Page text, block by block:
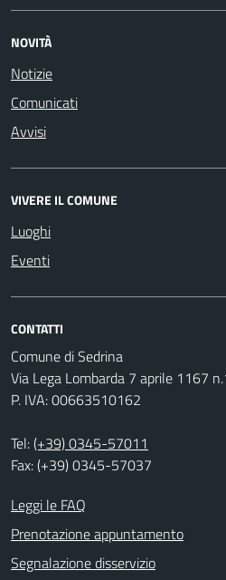
NOVITÀ
Notizie
Comunicati
Avvisi
VIVERE IL COMUNE
Luoghi
Eventi
CONTATTI
Comune di Sedrina
Via Lega Lombarda 7 aprile 1167
P. IVA: 00663510162
Tel:(+39) 0345-57011
Fax: (+39) 0345-57037
Leggi le FAQ
Prenotazione appuntamento
Segnalazione disservizio